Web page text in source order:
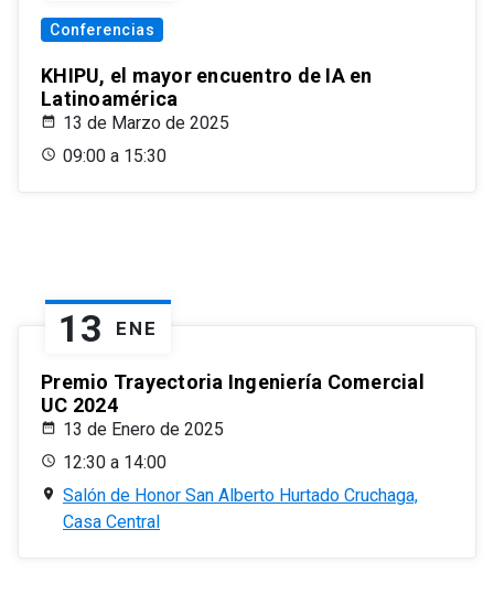
Conferencias
KHIPU, el mayor encuentro de IA en
Latinoamérica
13 de Marzo de 2025
09:00 a 15:30
13 ENE
Premio Trayectoria Ingeniería Comercial
UC 2024
13 de Enero de 2025
12:30 a 14:00
Salón de Honor San Alberto Hurtado Cruchaga,
Casa Central